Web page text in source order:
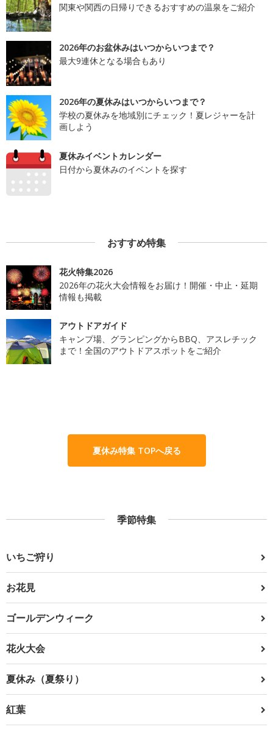
関東や関西の日帰りできるおすすめの温泉をご紹介
2026年のお盆休みはいつからいつまで？
最大9連休となる場合もあり
2026年の夏休みはいつからいつまで？
学校の夏休みを地域別にチェック！夏レジャーを計
画しよう
夏休みイベントカレンダー
日付から夏休みのイベントを探す
おすすめ特集
花火特集2026
2026年の花火大会情報をお届け！開催・中止・延期
情報も掲載
アウトドアガイド
キャンプ場、グランピングからBBQ、アスレチック
まで！全国のアウトドアスポットをご紹介
夏休み特集 TOPへ戻る
季節特集
いちご狩り
お花見
ゴールデンウィーク
花火大会
夏休み（夏祭り）
紅葉